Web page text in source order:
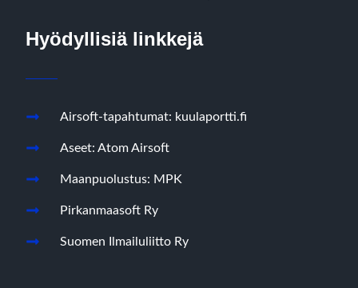
Hyödyllisiä linkkejä
Airsoft-tapahtumat: kuulaportti.fi
Aseet: Atom Airsoft
Maanpuolustus: MPK
Pirkanmaasoft Ry
Suomen Ilmailuliitto Ry